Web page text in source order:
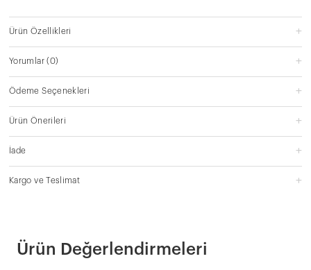
Ürün Özellikleri
Yorumlar(0)
Ödeme Seçenekleri
Ürün Önerileri
İade
Kargo ve Teslimat
Ürün Değerlendirmeleri